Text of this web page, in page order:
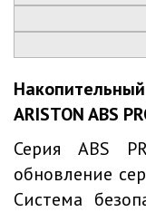
ARISTON ABS
Серия ABS
обновление
Система